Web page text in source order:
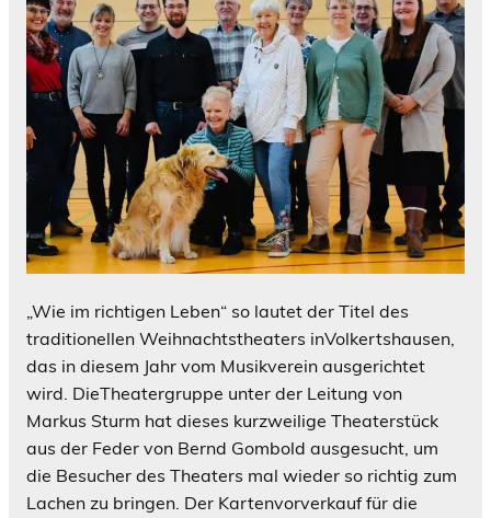
„Wie im richtigen Leben“ so lautet der Titel des
traditionellen Weihnachtstheaters inVolkertshausen,
das in diesem Jahr vom Musikverein ausgerichtet
wird. DieTheatergruppe unter der Leitung von
Markus Sturm hat dieses kurzweilige Theaterstück
aus der Feder von Bernd Gombold ausgesucht, um
die Besucher des Theaters mal wieder so richtig zum
Lachen zu bringen. Der Kartenvorverkauf für die